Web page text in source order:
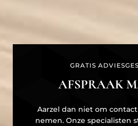
GRATIS
AFSPRAAK
Aarzel dan niet om
nemen. Onze specialisten